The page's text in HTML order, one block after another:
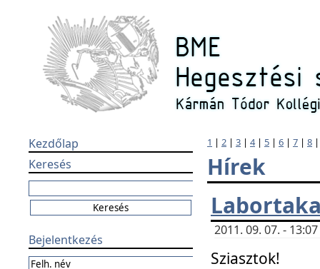
Kezdőlap
Keresés
Bejelentkezés
1 | 2 | 3 | 4| 5 | 6 | 7 | 8
Hírek
2011. 09. 07. -
Sziasztok!